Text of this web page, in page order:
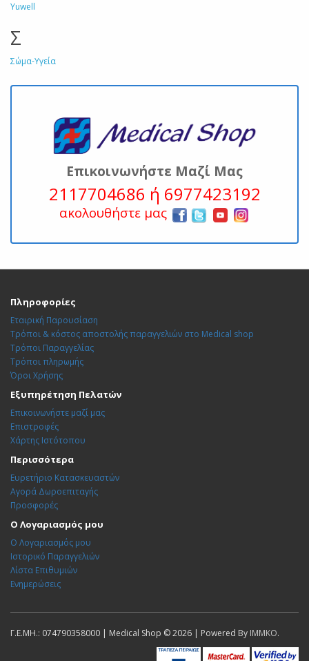
Yuwell
Σ
Σώμα-Υγεία
Επικοινωνήστε Μαζί Μας
2117704686 ή 6977423192
ακολουθήστε μας
Πληροφορίες
Εταιρική Παρουσίαση
Τρόποι & κόστος αποστολής παραγγελιών στο Medical shop
Τρόποι Παραγγελίας
Τρόποι πληρωμής
Όροι Χρήσης
Εξυπηρέτηση Πελατών
Επικοινωνήστε μαζί μας
Επιστροφές
Χάρτης Ιστότοπου
Περισσότερα
Ευρετήριο Κατασκευαστών
Αγορά Δωροεπιταγής
Προσφορές
Ο Λογαριασμός μου
Ο Λογαριασμός μου
Ιστορικό Παραγγελιών
Λίστα Επιθυμιών
Ενημερώσεις
Γ.Ε.ΜΗ.: 074790358000 | Medical Shop © 2026 | Powered By IMMKO.